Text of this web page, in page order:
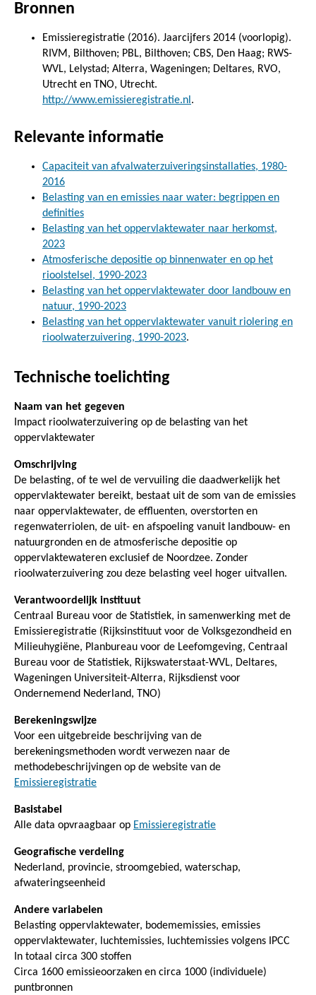
Bronnen
Emissieregistratie (2016). Jaarcijfers 2014 (voorlopig).
RIVM, Bilthoven; PBL, Bilthoven; CBS, Den Haag; RWS-
WVL, Lelystad; Alterra, Wageningen; Deltares, RVO,
Utrecht en TNO, Utrecht.
http://www.emissieregistratie.nl .
Relevante informatie
Capaciteit van afvalwaterzuiveringsinstallaties, 1980-
2016
Belasting van en emissies naar water: begrippen en
definities
Belasting van het oppervlaktewater naar herkomst,
2023
Atmosferische depositie op binnenwater en op het
rioolstelsel, 1990-2023
Belasting van het oppervlaktewater door landbouw en
natuur, 1990-2023
Belasting van het oppervlaktewater vanuit riolering en
rioolwaterzuivering, 1990-2023.
Technische toelichting
Naam van het gegeven
Impact rioolwaterzuivering op de belasting van het
oppervlaktewater
Omschrijving
De belasting, of te wel de vervuiling die daadwerkelijk het
oppervlaktewater bereikt, bestaat uit de som van de emissies
naar oppervlaktewater, de effluenten, overstorten en
regenwaterriolen, de uit- en afspoeling vanuit landbouw- en
natuurgronden en de atmosferische depositie op
oppervlaktewateren exclusief de Noordzee. Zonder
rioolwaterzuivering zou deze belasting veel hoger uitvallen.
Verantwoordelijk instituut
Centraal Bureau voor de Statistiek, in samenwerking met de
Emissieregistratie (Rijksinstituut voor de Volksgezondheid en
Milieuhygiëne, Planbureau voor de Leefomgeving, Centraal
Bureau voor de Statistiek, Rijkswaterstaat-WVL, Deltares,
Wageningen Universiteit-Alterra, Rijksdienst voor
Ondernemend Nederland, TNO)
Berekeningswijze
Voor een uitgebreide beschrijving van de
berekeningsmethoden wordt verwezen naar de
methodebeschrijvingen op de website van de
Emissieregistratie
Basistabel
Alle data opvraagbaar op Emissieregistratie
Geografische verdeling
Nederland, provincie, stroomgebied, waterschap,
afwateringseenheid
Andere variabelen
Belasting oppervlaktewater, bodememissies, emissies
oppervlaktewater, luchtemissies, luchtemissies volgens IPCC
In totaal circa 300 stoffen
Circa 1600 emissieoorzaken en circa 1000 (individuele)
puntbronnen